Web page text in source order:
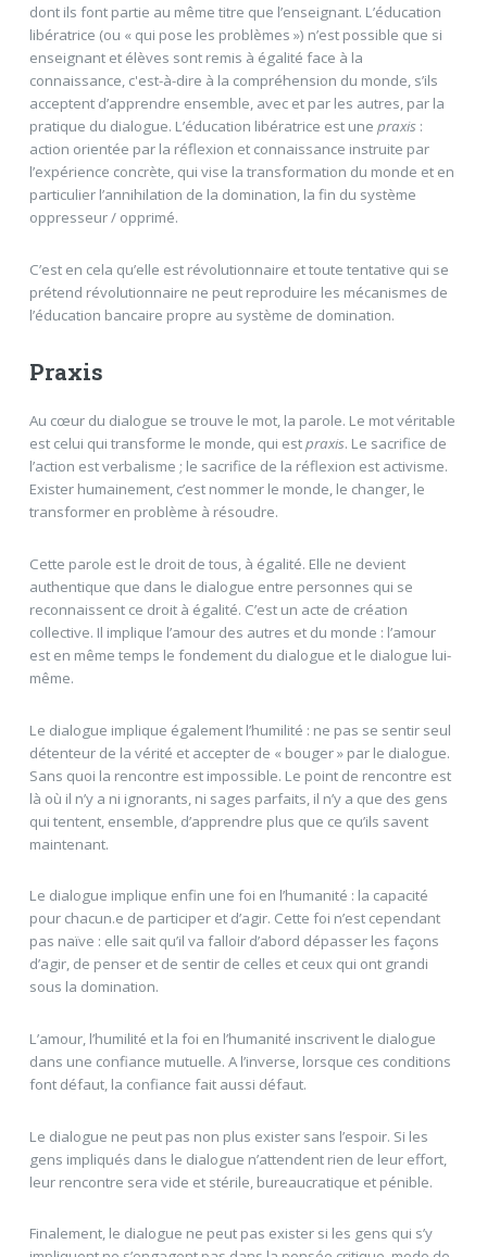
dont ils font partie au même titre que l’enseignant. L’éducation
libératrice (ou « qui pose les problèmes ») n’est possible que si
enseignant et élèves sont remis à égalité face à la
connaissance, c'est-à-dire à la compréhension du monde, s’ils
acceptent d’apprendre ensemble, avec et par les autres, par la
pratique du dialogue. L’éducation libératrice est une praxis:
action orientée par la réflexion et connaissance instruite par
l’expérience concrète, qui vise la transformation du monde et en
particulier l’annihilation de la domination, la fin du système
oppresseur / opprimé.
C’est en cela qu’elle est révolutionnaire et toute tentative qui se
prétend révolutionnaire ne peut reproduire les mécanismes de
l’éducation bancaire propre au système de domination.
Praxis
Au cœur du dialogue se trouve le mot, la parole. Le mot véritable
est celui qui transforme le monde, qui estpraxis. Le sacrifice de
l’action est verbalisme ; le sacrifice de la réflexion est activisme.
Exister humainement, c’est nommer le monde, le changer, le
transformer en problème à résoudre.
Cette parole est le droit de tous, à égalité. Elle ne devient
authentique que dans le dialogue entre personnes qui se
reconnaissent ce droit à égalité. C’est un acte de création
collective. Il implique l’amour des autres et du monde : l’amour
est en même temps le fondement du dialogue et le dialogue lui-
même.
Le dialogue implique également l’humilité : ne pas se sentir seul
détenteur de la vérité et accepter de « bouger » par le dialogue.
Sans quoi la rencontre est impossible. Le point de rencontre est
là où il n’y a ni ignorants, ni sages parfaits, il n’y a que des gens
qui tentent, ensemble, d’apprendre plus que ce qu’ils savent
maintenant.
Le dialogue implique enfin une foi en l’humanité : la capacité
pour chacun.e de participer et d’agir. Cette foi n’est cependant
pas naïve : elle sait qu’il va falloir d’abord dépasser les façons
d’agir, de penser et de sentir de celles et ceux qui ont grandi
sous la domination.
L’amour, l’humilité et la foi en l’humanité inscrivent le dialogue
dans une confiance mutuelle. A l’inverse, lorsque ces conditions
font défaut, la confiance fait aussi défaut.
Le dialogue ne peut pas non plus exister sans l’espoir. Si les
gens impliqués dans le dialogue n’attendent rien de leur effort,
leur rencontre sera vide et stérile, bureaucratique et pénible.
Finalement, le dialogue ne peut pas exister si les gens qui s’y